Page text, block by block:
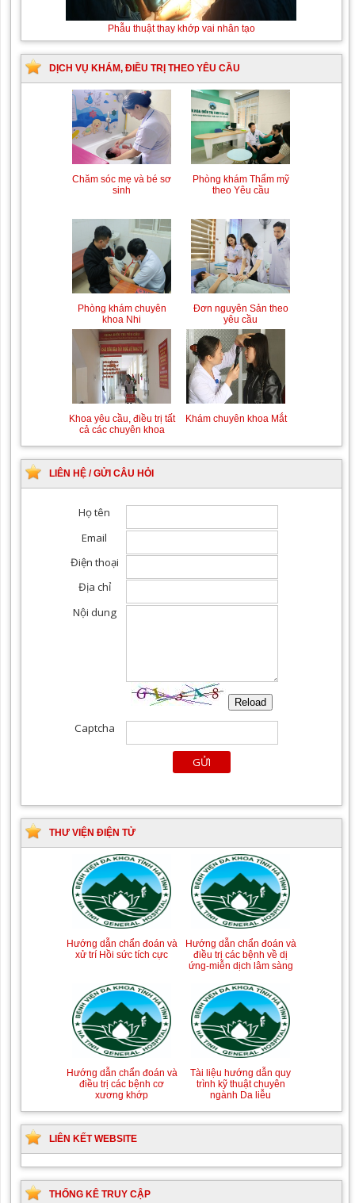
Phẫu thuật thay khớp vai nhân tạo
DỊCH VỤ KHÁM, ĐIỀU TRỊ THEO YÊU CẦU
Chăm sóc mẹ và bé sơ
sinh
Phòng khám Thẩm mỹ
theo Yêu cầu
Phòng khám chuyên
khoa Nhi
Đơn nguyên Sản theo
yêu cầu
Khoa yêu cầu, điều trị tất
cả các chuyên khoa
Khám chuyên khoa Mắt
LIÊN HỆ / GỬI CÂU HỎI
THƯ VIỆN ĐIỆN TỬ
Hướng dẫn chẩn đoán và
xử trí Hồi sức tích cực
Hướng dẫn chẩn đoán và
điều trị các bệnh về dị
ứng-miễn dịch lâm sàng
Hướng dẫn chẩn đoán và
điều trị các bệnh cơ
xương khớp
Tài liệu hướng dẫn quy
trình kỹ thuật chuyên
ngành Da liễu
LIÊN KẾT WEBSITE
THỐNG KÊ TRUY CẬP